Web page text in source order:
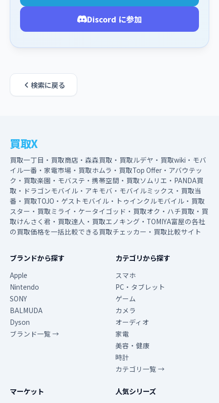
Discord に参加
検索に戻る
買取X
買取一丁目・買取商店・森森買取・買取ルデヤ・買取wiki・モバ
イル一番・家電市場・買取ホムラ・買取Top Offer・アバウテッ
ク・買取楽園・モバステ・携帯空間・買取ソムリエ・PANDA買
取・ドラゴンモバイル・アキモバ・モバイルミックス・買取当
番・買取TOJO・ゲストモバイル・トゥインクルモバイル・買取
スター・買取ミライ・ケータイゴッド・買取オク・ハチ買取・買
取けんさく君・買取達人・買取エノキング・TOMIYA富屋の各社
の買取価格を一括比較できる買取チェッカー・買取比較サイト
ブランドから探す
Apple
Nintendo
SONY
BALMUDA
Dyson
ブランド一覧 →
カテゴリから探す
スマホ
PC・タブレット
ゲーム
カメラ
オーディオ
家電
美容・健康
時計
カテゴリ一覧 →
マーケット 人気シリーズ